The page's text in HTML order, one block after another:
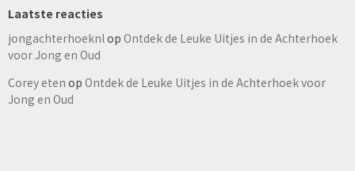
Laatste reacties
jongachterhoeknlop Ontdek de Leuke Uitjes in de Achterhoek
voor Jong en Oud
Corey eten op Ontdek de Leuke Uitjes in de Achterhoek voor
Jong en Oud